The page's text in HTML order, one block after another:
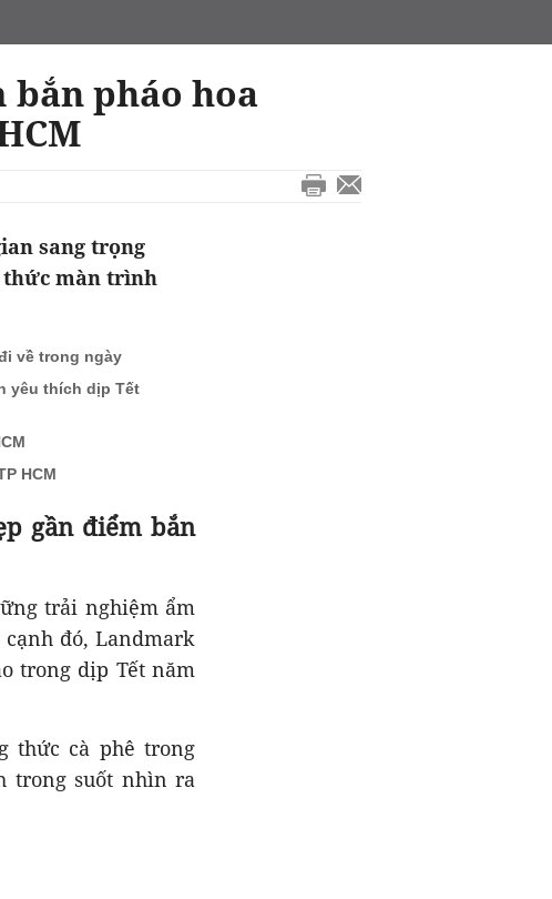
bắn pháo hoa
sang trọng
thức màn trình
về trong ngày
yêu thích dịp Tết
HCM
gần điểm bắn
trải nghiệm ẩm
cạnh đó, Landmark
trong dịp Tết năm
thức cà phê trong
trong suốt nhìn ra